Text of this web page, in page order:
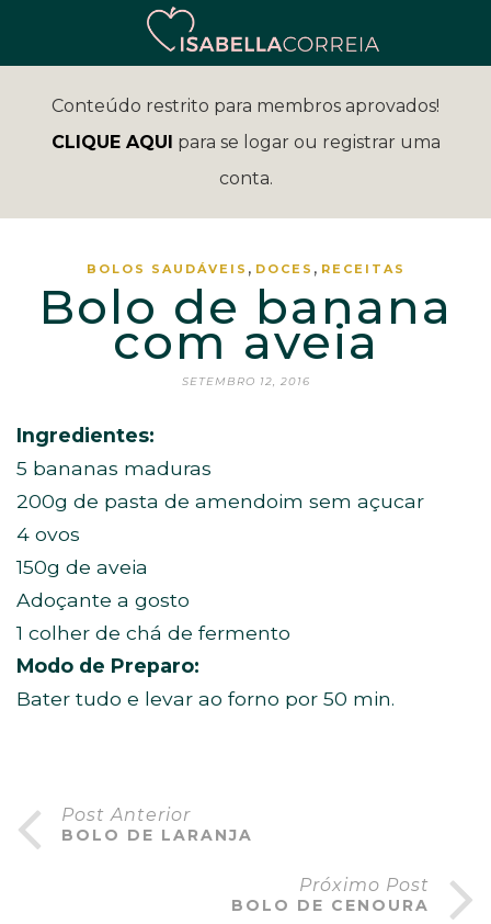
Conteúdo restrito para membros aprovados!
CLIQUE AQUI para se logar ou registrar uma
conta.
BOLOS SAUDÁVEIS , DOCES , RECEITAS
Bolo de banana
com aveia
SETEMBRO 12, 2016
Ingredientes:
5 bananas maduras
200g de pasta de amendoim sem açucar
4 ovos
150g de aveia
Adoçante a gosto
1 colher de chá de fermento
Modo de Preparo:
Bater tudo e levar ao forno por 50 min.
Post Anterior
BOLO DE LARANJA
Próximo Post
BOLO DE CENOURA